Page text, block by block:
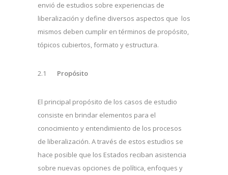
envió de estudios sobre experiencias de
liberalización y define diversos aspectos que los
mismos deben cumplir en términos de propósito,
tópicos cubiertos, formato y estructura.
2.1 Propósito
El principal propósito de los casos de estudio
consiste en brindar elementos para el
conocimiento y entendimiento de los procesos
de liberalización. A través de estos estudios se
hace posible que los Estados reciban asistencia
sobre nuevas opciones de política, enfoques y